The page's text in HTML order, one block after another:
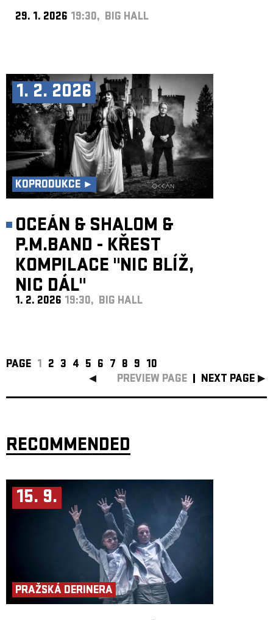
29. 1. 2026 19:30, BIG HALL
1. 2. 2026
KOPRODUKCE ►
OCEÁN & SHALOM &
P.M.BAND - KŘEST
KOMPILACE "NIC BLÍŽ,
NIC DÁL"
1. 2. 2026 19:30, BIG HALL
PAGE 1 2 3 4 5 6 7 8 9 10
PREVIEW PAGE
NEXT PAGE
RECOMMENDED
15. 9.
PRAŽSKÁ DERINERA